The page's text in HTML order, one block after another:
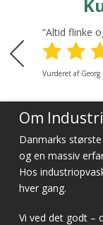
“Altid flinke
Vurderet af Georg
Om
Danmarks
og en massiv
Hos
hver gang.
Vi ved det godt –